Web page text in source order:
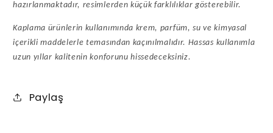
hazırlanmaktadır, resimlerden küçük farklılıklar gösterebilir.
Kaplama ürünlerin kullanımında krem, parfüm, su ve kimyasal
içerikli maddelerle temasından kaçınılmalıdır. Hassas kullanımla
uzun yıllar kalitenin konforunu hissedeceksiniz.
Paylaş